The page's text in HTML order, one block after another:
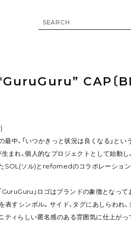
CAP〔
最中、「いつかきっと状況は良くなる」とい
まれ、個人的なプロジェクトとして始動し
SOL(ソル)とrefomedのコラボレーション
GuruGuru」ロゴはブランドの象徴となって
表すシンボル。サイド、タグにあしらわれ
ティらしい匿名感のある雰囲気に仕上がっ